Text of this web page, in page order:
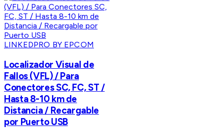
LINKEDPRO BY EPCOM
Localizador Visual de
Fallos (VFL) / Para
Conectores SC, FC, ST /
Hasta 8-10 km de
Distancia / Recargable
por Puerto USB